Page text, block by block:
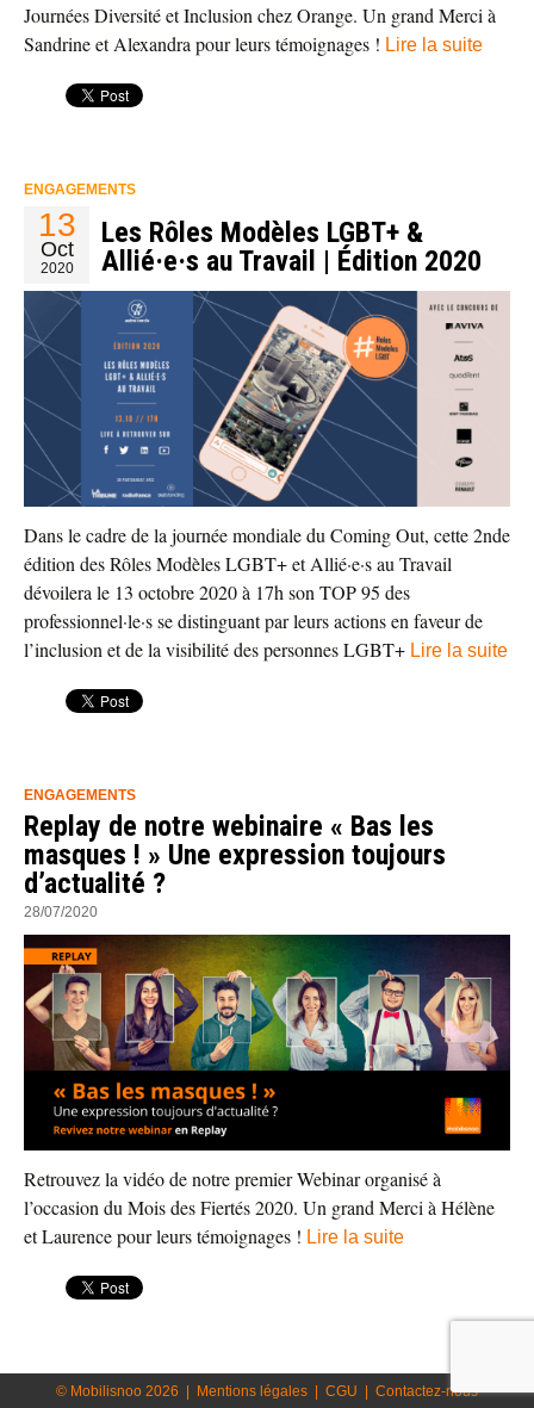
Journées Diversité et Inclusion chez Orange. Un grand Merci à
Sandrine et Alexandra pour leurs témoignages ! Lire la suite
ENGAGEMENTS
13
Oct
2020
Les Rôles Modèles LGBT+ &
Allié·e·s au Travail | Édition 2020
Dans le cadre de la journée mondiale du Coming Out, cette 2nde
édition des Rôles Modèles LGBT+ et Allié·e·s au Travail
dévoilera le 13 octobre 2020 à 17h son TOP 95 des
professionnel·le·s se distinguant par leurs actions en faveur de
l’inclusion et de la visibilité des personnes LGBT+ Lire la suite
ENGAGEMENTS
Replay de notre webinaire « Bas les
masques ! » Une expression toujours
d’actualité ?
28/07/2020
Retrouvez la vidéo de notre premier Webinar organisé à
l’occasion du Mois des Fiertés 2020. Un grand Merci à Hélène
et Laurence pour leurs témoignages ! Lire la suite
© Mobilisnoo 2026 Mentions légales CGU Contactez-nous